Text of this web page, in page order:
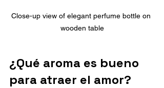
Close-up view of elegant perfume bottle on
wooden table
¿Qué aroma es bueno
para atraer el amor?